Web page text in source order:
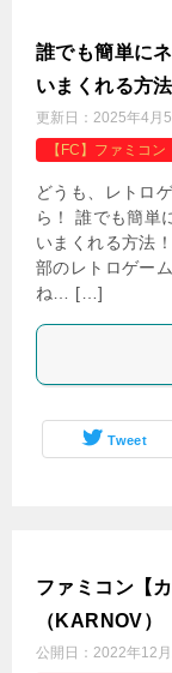
Tweet
更新日： 2025年4月
【FC】ファミコン
どうも、レトロ